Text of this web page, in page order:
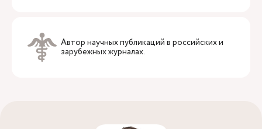
Автор научных публикаций в российских и
зарубежных журналах.